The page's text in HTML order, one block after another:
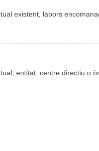
existent, labors
entitat, centre directiu o